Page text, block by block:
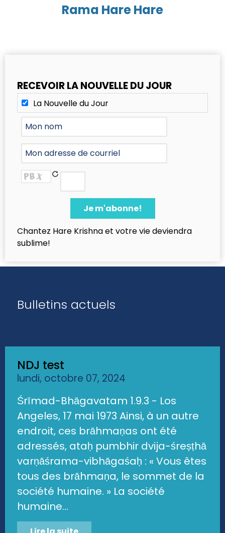
Rama Hare Hare
RECEVOIR LA NOUVELLE DU JOUR
La Nouvelle du Jour
Chantez Hare Krishna et votre vie deviendra
sublime!
Bulletins actuels
NDJ test
lundi, octobre 07, 2024
Śrīmad-Bhāgavatam 1.9.3 - Los
Angeles, 17 mai 1973 Ainsi, à un autre
endroit, ces brāhmaṇas ont été
adressés, ataḥ pumbhir dvija-śreṣṭhā
varṇāśrama-vibhāgaśaḥ : « Vous êtes
tous des brāhmaṇa, le sommet de la
société humaine. » La société
humaine...